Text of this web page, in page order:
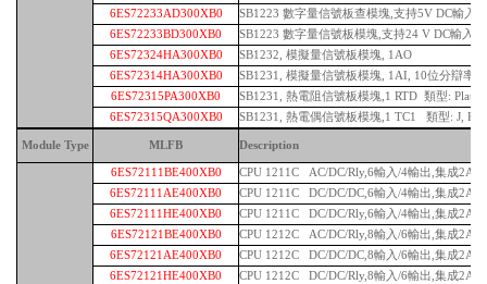
6ES72233AD300XB0
SB1223 數字量信號板查模塊,支持5V DC輸入
6ES72233BD300XB0
SB1223 數字量信號板模塊,支持24 V DC輸入
6ES72324HA300XB0
SB1232, 模擬量信號板模塊, 1AO
6ES72314HA300XB0
SB1231, 模擬量信號板模塊, 1AI, 10位分辯率,
6ES72315PA300XB0
SB1231, 熱電阻信號板模塊,1 RTD 類型:
6ES72315QA300XB0
SB1231, 熱電偶信號板模塊,1 TC1 類型: J, K
Module Type MLFB Description
6ES72111BE400XB0
CPU 1211C AC/DC/Rly,6輸入/4輸出,集成2AI
6ES72111AE400XB0
CPU 1211C DC/DC/DC,6輸入/4輸出,集成2AI
6ES72111HE400XB0
CPU 1211C DC/DC/Rly,6輸入/4輸出,集成2AI
6ES72121BE400XB0
CPU 1212C AC/DC/Rly,8輸入/6輸出,集成2AI
6ES72121AE400XB0
CPU 1212C DC/DC/DC,8輸入/6輸出,集成2AI
6ES72121HE400XB0
CPU 1212C DC/DC/Rly,8輸入/6輸出,集成2AI